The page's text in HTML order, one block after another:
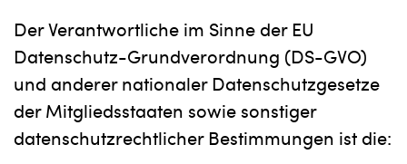
Der Verantwortliche im Sinne der EU
Datenschutz-Grundverordnung (DS-GVO)
und anderer nationaler Datenschutzgesetze
der Mitgliedsstaaten sowie sonstiger
datenschutzrechtlicher Bestimmungen ist die: